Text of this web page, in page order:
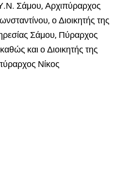
Σάμου, Αρχιπύραρχος
ο Διοικητής της
Σάμου, Πύραρχος
και ο Διοικητής της
Νίκος